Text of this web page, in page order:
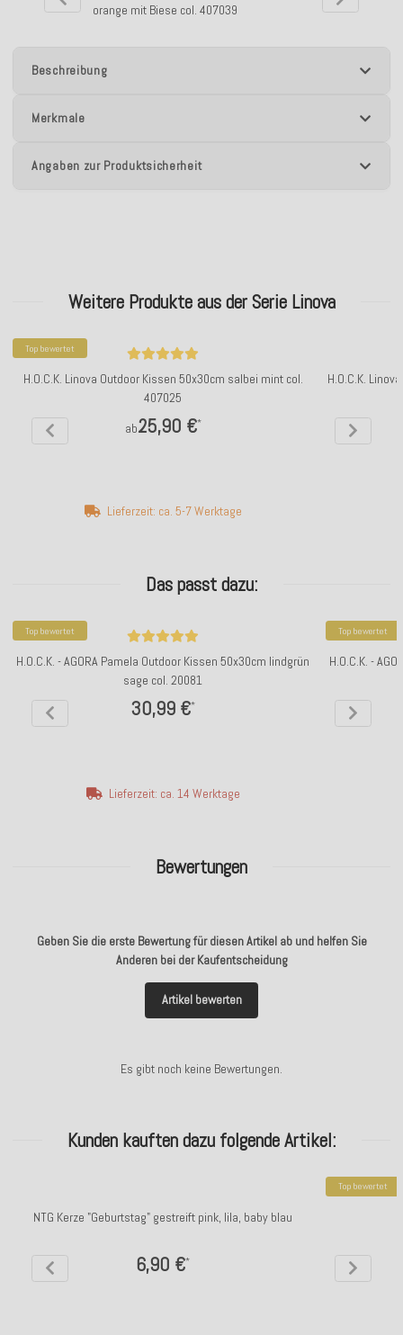
orange mit Biese col. 407039
Beschreibung
Merkmale
Angaben zur Produktsicherheit
Bewertungen
Geben Sie die erste Bewertung für diesen Artikel ab und helfen Sie
Anderen bei der Kaufentscheidung
Artikel bewerten
Es gibt noch keine Bewertungen.
Weitere Produkte aus der Serie Linova
Top bewertet
H.O.C.K. Linova Outdoor Kissen 50x30cm salbei mint col.
407025
ab25,90 €*
Lieferzeit: ca. 5-7 Werktage
H.O.C.K.
Das passt dazu:
Top bewertet
H.O.C.K. - AGORA Pamela Outdoor Kissen 50x30cm lindgrün
sage col. 20081
30,99 €*
Lieferzeit: ca. 14 Werktage
Top bewertet
H.O.C.K. -
Kunden kauften dazu folgende Artikel:
NTG Kerze "Geburtstag" gestreift pink, lila, baby blau
6,90 €*
Top bewertet